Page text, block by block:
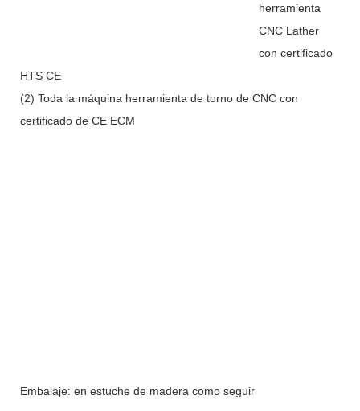
herramienta
CNC Lather
con certificado
HTS CE
(2) Toda la máquina herramienta de torno de CNC con
certificado de CE ECM
Embalaje: en estuche de madera como seguir